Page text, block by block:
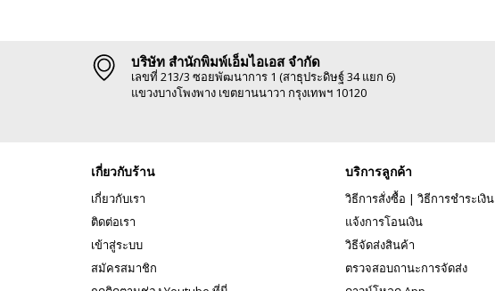
บริษัท สำนักพิมพ์เอ็มไอเอส จำกัด
เลขที่ 213/3 ซอยพัฒนาการ 1 (สาธุประดิษฐ์ 34 แยก 6)
แขวงบางโพงพาง เขตยานนาวา กรุงเทพฯ 10120
เกี่ยวกับร้าน
เกี่ยวกับเรา
ติดต่อเรา
เข้าสู่ระบบ
สมัครสมาชิก
บริการลูกค้า
วิธีการสั่งซื้อ | วิธีการชำระเงิน
แจ้งการโอนเงิน
วิธีจัดส่งสินค้า
ตรวจสอบถานะการจัดส่ง